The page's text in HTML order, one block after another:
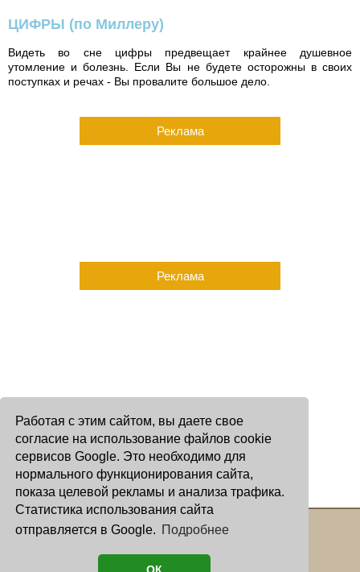
Работая с этим сайтом, вы даете свое
согласие на использование файлов cookie
сервисов Google. Это необходимо для
нормального функционирования сайта,
показа целевой рекламы и анализа трафика.
Статистика использования сайта
отправляется в Google. Подробнее
ЦИФРЫ (по Миллеру)
Видеть во сне цифры предвещает крайнее душевное
утомление и болезнь. Если Вы не будете осторожны в своих
поступках и речах - Вы провалите большое дело.
Реклама
Реклама
Copyright © 2000 - 2026 Oculus